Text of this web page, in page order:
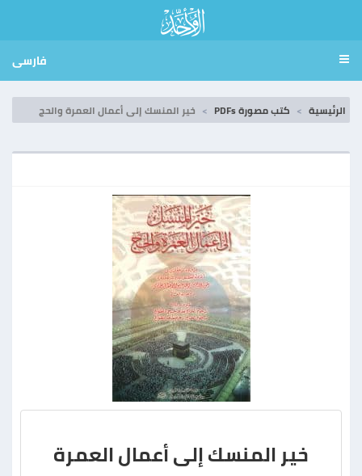
فارسی
الرئيسية كتب مصورة PDFs خير المنسك إلى أعمال العمرة والحج
خير المنسك إلى أعمال العمرة